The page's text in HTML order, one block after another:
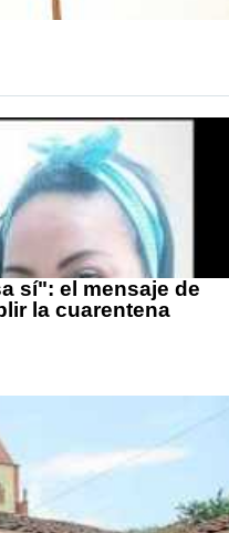
sí": el mensaje de
la cuarentena